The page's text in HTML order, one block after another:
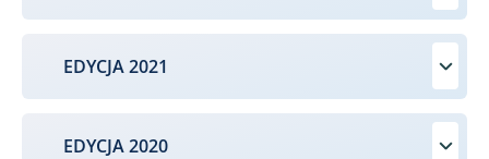
EDYCJA 2021
EDYCJA 2020